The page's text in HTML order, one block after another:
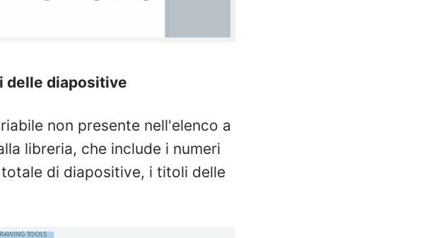
delle diapositive
non presente nell'elenco a
libreria, che include i numeri
di diapositive, i titoli delle